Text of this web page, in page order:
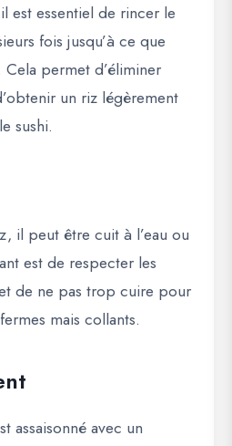
est essentiel de rincer le
fois jusqu’à ce que
Cela permet d’éliminer
un riz légèrement
sushi.
il peut être cuit à l’eau ou
est de respecter les
de ne pas trop cuire pour
mais collants.
assaisonné avec un